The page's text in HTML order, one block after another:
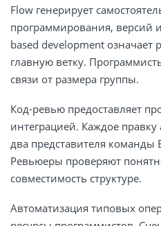
Flow генерирует
программирования, версий
based development означает
главную ветку.
связи от размера группы.
Код-ревью предоставляет
интеграцией. Каждое
два представителя команды
Ревьюеры проверяют
совместимость структуре.
Автоматизация типовых